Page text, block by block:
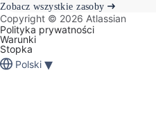
Zobacz wszystkie zasoby
Copyright © 2026 Atlassian
Polityka prywatności
Warunki
Stopka
Polski ▾